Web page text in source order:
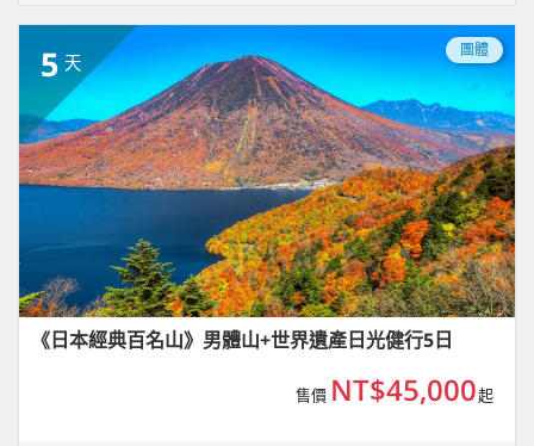
5 天
團體
《日本經典百名山》男體山+世界遺產日光健行5日
售價 NT$45,000起